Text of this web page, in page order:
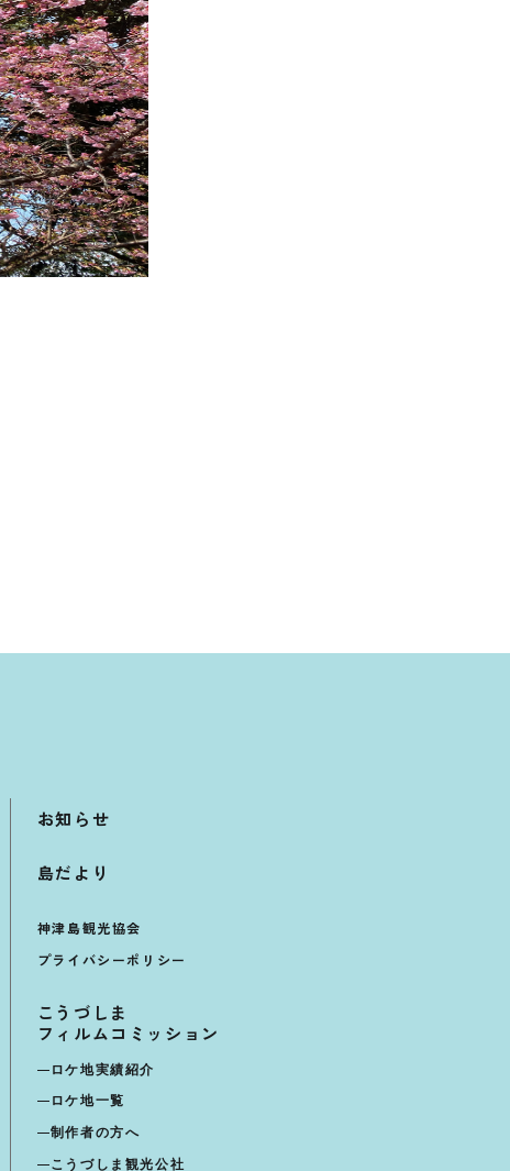
お知らせ
島だより
神津島観光協会
プライバシーポリシー
こうづしま
フィルムコミッション
ロケ地実績紹介
ロケ地一覧
制作者の方へ
こうづしま観光公社